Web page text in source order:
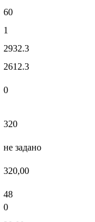
60
1
2932.3
2612.3
0
320
не задано
320,00
48
0